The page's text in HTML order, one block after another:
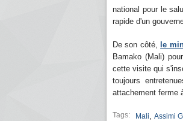
national pour le
rapide d'un
De son côté, le
Bamako (Mali)
cette visite qui
toujours
attachement ferme
Tags: Mali, Assimi